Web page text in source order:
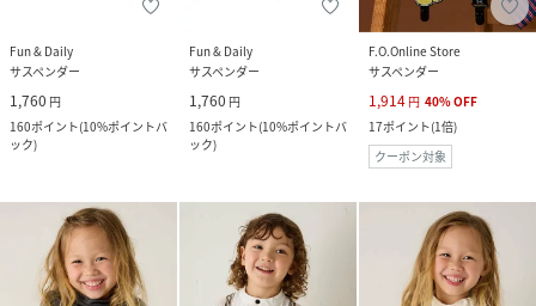
Fun & Daily
サスペンダー
1,760 円
160ポイント(10%ポイントバ
ック)
Fun & Daily
サスペンダー
1,760 円
160ポイント(10%ポイントバ
ック)
F.O.Online Store
サスペンダー
1,914 円 40%OFF
17ポイント(1倍)
クーポン対象